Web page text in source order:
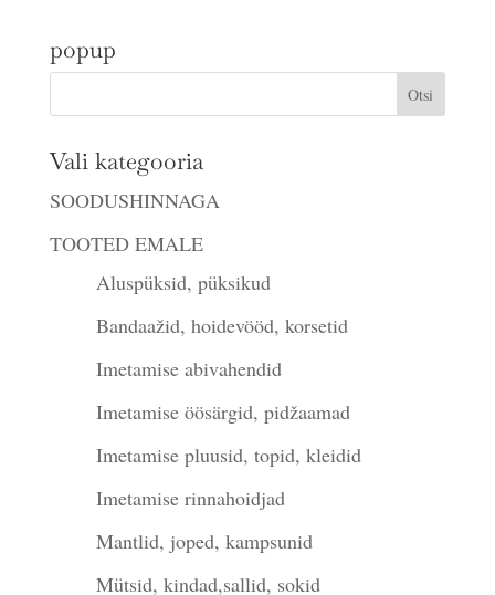
popup
Vali kategooria
SOODUSHINNAGA
TOOTED EMALE
Aluspüksid, püksikud
Bandaažid, hoidevööd, korsetid
Imetamise abivahendid
Imetamise öösärgid, pidžaamad
Imetamise pluusid, topid, kleidid
Imetamise rinnahoidjad
Mantlid, joped, kampsunid
Mütsid, kindad,sallid, sokid